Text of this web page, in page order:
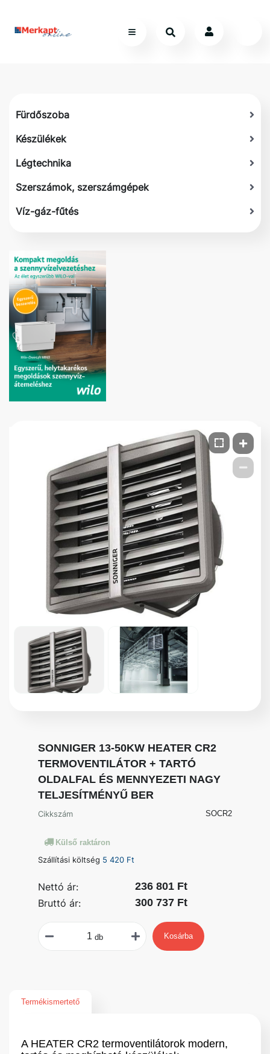
Fürdőszoba
Készülékek
Légtechnika
Szerszámok, szerszámgépek
Víz-gáz-fűtés
SONNIGER 13-50KW HEATER CR2
TERMOVENTILÁTOR + TARTÓ
OLDALFAL ÉS MENNYEZETI NAGY
TELJESÍTMÉNYŰ BER
Cikkszám SOCR2
Külső raktáron
Szállítási költség 5 420 Ft
Nettó ár:
236 801 Ft
Bruttó ár:
300 737 Ft
db Kosárba
Termékismertető
A HEATER CR2 termoventilátorok modern,